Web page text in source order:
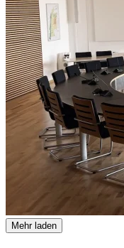
Mehr laden